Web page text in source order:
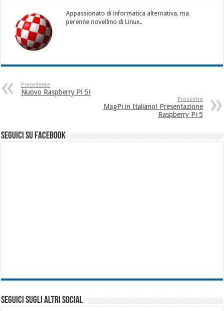
Appassionato di informatica alternativa, ma
perenne novellino di Linux..
Precedente
Nuovo Raspberry Pi 5!
Prossimo
MagPi in Italiano! Presentazione
Raspberry Pi 5
seguici su facebook
SEGUICI SUGLI ALTRI SOCIAL